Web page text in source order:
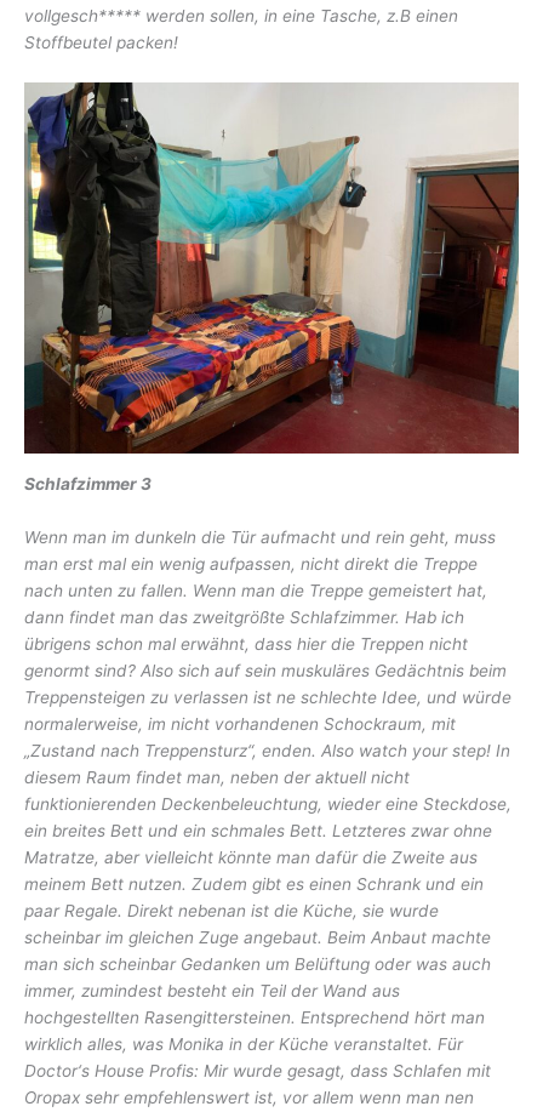
vollgesch***** werden sollen, in eine Tasche, z.B einen
Stoffbeutel packen!
Schlafzimmer 3
Wenn man im dunkeln die Tür aufmacht und rein geht, muss
man erst mal ein wenig aufpassen, nicht direkt die Treppe
nach unten zu fallen. Wenn man die Treppe gemeistert hat,
dann findet man das zweitgrößte Schlafzimmer. Hab ich
übrigens schon mal erwähnt, dass hier die Treppen nicht
genormt sind? Also sich auf sein muskuläres Gedächtnis beim
Treppensteigen zu verlassen ist ne schlechte Idee, und würde
normalerweise, im nicht vorhandenen Schockraum, mit
„Zustand nach Treppensturz“, enden. Also watch your step! In
diesem Raum findet man, neben der aktuell nicht
funktionierenden Deckenbeleuchtung, wieder eine Steckdose,
ein breites Bett und ein schmales Bett. Letzteres zwar ohne
Matratze, aber vielleicht könnte man dafür die Zweite aus
meinem Bett nutzen. Zudem gibt es einen Schrank und ein
paar Regale. Direkt nebenan ist die Küche, sie wurde
scheinbar im gleichen Zuge angebaut. Beim Anbaut machte
man sich scheinbar Gedanken um Belüftung oder was auch
immer, zumindest besteht ein Teil der Wand aus
hochgestellten Rasengittersteinen. Entsprechend hört man
wirklich alles, was Monika in der Küche veranstaltet. Für
Doctor‘s House Profis: Mir wurde gesagt, dass Schlafen mit
Oropax sehr empfehlenswert ist, vor allem wenn man nen